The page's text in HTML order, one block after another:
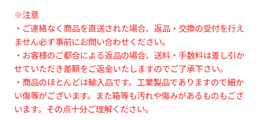
※注意
・ご連絡なく商品を直送された場合、返品・交換の受付を行え
ません必ず事前にお問い合わせください。
・お客様のご都合による返品の場合、送料・手数料は差し引か
せていただき差額をご返金いたしますのでご了承下さい。
・商品のほとんどは輸入品です。工業製品でありますので細か
い傷等がございます。また箱等も汚れや傷みがあるものもござ
います。その点十分ご理解ください。